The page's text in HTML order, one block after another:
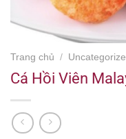
Trang chủ /
Cá Hồi Viên